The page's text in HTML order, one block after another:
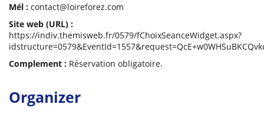
Mél : contact@loireforez.com
Site web (URL) :
https://indiv.themisweb.fr/0579/fChoixSeanceWidget.aspx?
Complement : Réservation obligatoire.
Organizer